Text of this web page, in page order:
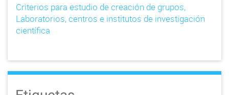
Criterios para estudio de creación de grupos,
Laboratorios, centros e institutos de investigación
científica